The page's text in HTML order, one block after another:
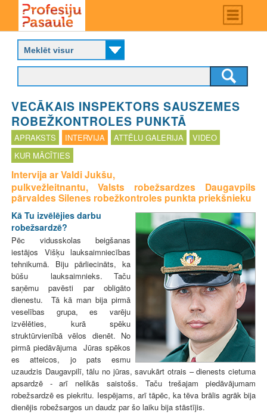
main
content
Main
menu
P
o
f
e
i
j
u
p
a
s
a
u
l
e
VECĀKAIS INSPEKTORS SAUSZEMES
ROBEŽKONTROLES PUNKTĀ
APRAKSTS INTERVIJA ATTĒLU GALERIJA
VIDEO
KUR MĀCĪTIES
Intervija ar Valdi Jukšu,
pulkvežleitnantu, Valsts robežsardzes Daugavpils
pārvaldes Silenes robežkontroles punkta priekšnieku
Kā Tu izvēlējies darbu
robežsardzē?
Pēc vidusskolas beigšanas
iestājos Višķu lauksaimniecības
tehnikumā. Biju pārliecināts, ka
būšu lauksaimnieks. Taču
saņēmu pavēsti par obligāto
dienestu. Tā kā man bija pirmā
veselības grupa, es varēju
izvēlēties, kurā spēku
struktūrvienībā vēlos dienēt. No
pirmā piedāvājuma Jūras spēkos
es atteicos, jo pats esmu
uzaudzis Daugavpilī, tālu no jūras, savukārt otrais – dienests cietuma
apsardzē - arī nelikās saistošs. Taču trešajam piedāvājumam
robežsardzē es piekritu. Iespējams, arī tāpēc, ka tēva brālis agrāk bija
dienējis robežsargos un daudz par šo laiku bija stāstījis.